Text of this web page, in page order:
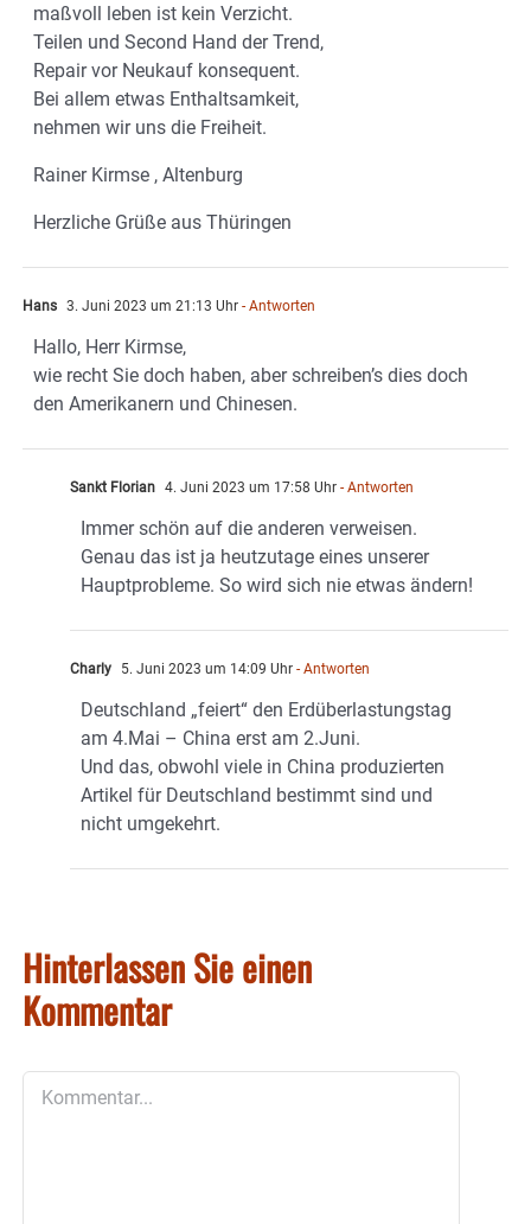
maßvoll leben ist kein Verzicht.
Teilen und Second Hand der Trend,
Repair vor Neukauf konsequent.
Bei allem etwas Enthaltsamkeit,
nehmen wir uns die Freiheit.
Rainer Kirmse , Altenburg
Herzliche Grüße aus Thüringen
Hans 3. Juni 2023 um 21:13 Uhr - Antworten
Hallo, Herr Kirmse,
wie recht Sie doch haben, aber schreiben’s dies doch
den Amerikanern und Chinesen.
Sankt Florian 4. Juni 2023 um 17:58 Uhr - Antworten
Immer schön auf die anderen verweisen.
Genau das ist ja heutzutage eines unserer
Hauptprobleme. So wird sich nie etwas ändern!
Charly 5. Juni 2023 um 14:09 Uhr - Antworten
Deutschland „feiert“ den Erdüberlastungstag
am 4.Mai – China erst am 2.Juni.
Und das, obwohl viele in China produzierten
Artikel für Deutschland bestimmt sind und
nicht umgekehrt.
Hinterlassen Sie einen
Kommentar